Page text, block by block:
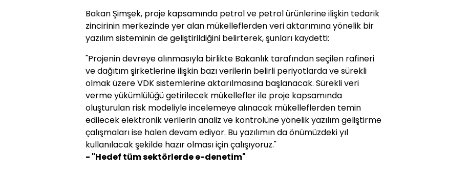
Bakan Şimşek, proje kapsamında petrol ve petrol ürünlerine ilişkin tedarik
zincirinin merkezinde yer alan mükelleflerden veri aktarımına yönelik bir
yazılım sisteminin de geliştirildiğini belirterek, şunları kaydetti:
"Projenin devreye alınmasıyla birlikte Bakanlık tarafından seçilen rafineri
ve dağıtım şirketlerine ilişkin bazı verilerin belirli periyotlarda ve sürekli
olmak üzere VDK sistemlerine aktarılmasına başlanacak. Sürekli veri
verme yükümlülüğü getirilecek mükellefler ile proje kapsamında
oluşturulan risk modeliyle incelemeye alınacak mükelleflerden temin
edilecek elektronik verilerin analiz ve kontrolüne yönelik yazılım geliştirme
çalışmaları ise halen devam ediyor. Bu yazılımın da önümüzdeki yıl
kullanılacak şekilde hazır olması için çalışıyoruz."
- "Hedef tüm sektörlerde e-denetim"